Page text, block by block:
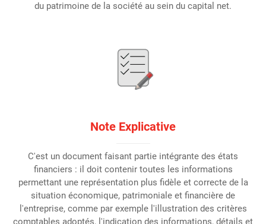
du patrimoine de la société au sein du capital net.
Note Explicative
C'est un document faisant partie intégrante des états
financiers : il doit contenir toutes les informations
permettant une représentation plus fidèle et correcte de la
situation économique, patrimoniale et financière de
l'entreprise, comme par exemple l'illustration des critères
comptables adoptés, l'indication des informations, détails et